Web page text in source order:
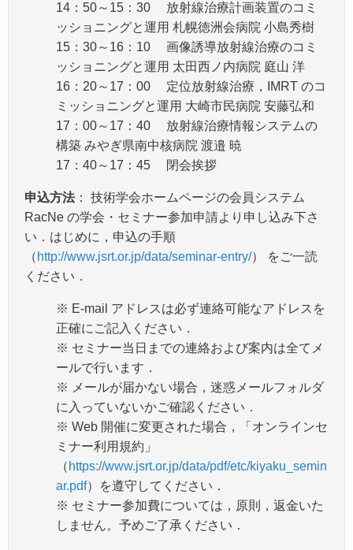
14：50～15：30 放射線治療計画装置のコミ
ッショニングと運用 札幌徳洲会病院 小島秀樹
15：30～16：10 画像誘導放射線治療のコミ
ッショニングと運用 太田西ノ内病院 庭山 洋
16：20～17：00 定位放射線治療，IMRT のコ
ミッショニングと運用 大崎市民病院 安藤弘和
17：00～17：40 放射線治療情報システムの
構築 みやぎ県南中核病院 渡邉 暁
17：40～17：45 閉会挨拶
申込方法： 技術学会ホームページの会員システム
RacNe の学会・セミナー参加申請より申し込み下さ
い．はじめに，申込の手順
（ http://www.jsrt.or.jp/data/seminar-entry/） をご一読
ください．
※ E-mail アドレスは必ず連絡可能なアドレスを
正確にご記入ください．
※ セミナー当日までの連絡および案内は全てメ
ールで行います．
※ メールが届かない場合，迷惑メールフォルダ
に入っていないかご確認ください．
※ Web 開催に変更された場合，「オンラインセ
ミナー利用規約」
（ https://www.jsrt.or.jp/data/pdf/etc/kiyaku_semin
ar.pdf）を遵守してください．
※ セミナー参加費については，原則，返金いた
しません。予めご了承ください．